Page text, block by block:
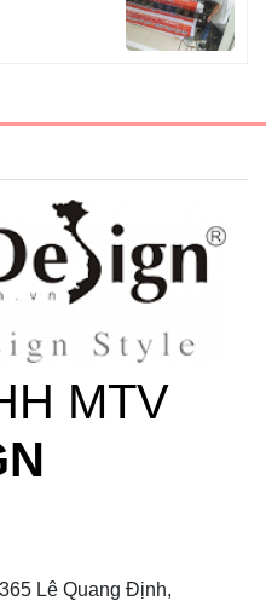
MTV
Lê Quang Định,